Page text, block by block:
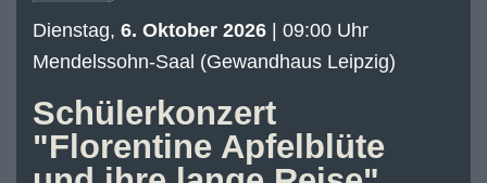
Dienstag, 6. Oktober 2026 | 09:00 Uhr
Mendelssohn-Saal (Gewandhaus Leipzig)
Schülerkonzert
"Florentine Apfelblüte